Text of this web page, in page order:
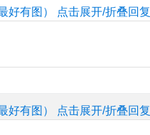
好有图） 点击展开/折叠回复
好有图） 点击展开/折叠回复